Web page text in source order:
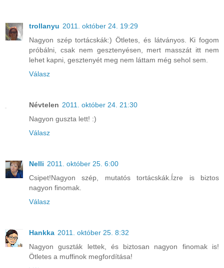
trollanyu 2011. október 24. 19:29
Nagyon szép tortácskák:) Ötletes, és látványos. Ki fogom
próbálni, csak nem gesztenyésen, mert masszát itt nem
lehet kapni, gesztenyét meg nem láttam még sehol sem.
Válasz
Névtelen 2011. október 24. 21:30
Nagyon guszta lett! :)
Válasz
Nelli 2011. október 25. 6:00
Csipet!Nagyon szép, mutatós tortácskák.Ízre is biztos
nagyon finomak.
Válasz
Hankka 2011. október 25. 8:32
Nagyon guszták lettek, és biztosan nagyon finomak is!
Ötletes a muffinok megfordítása!